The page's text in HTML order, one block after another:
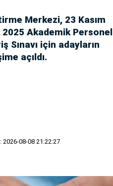
Merkezi, 23 Kasım
Akademik Personel
Sınavı için adayların
açıldı.
2026-08-08 21:22:27